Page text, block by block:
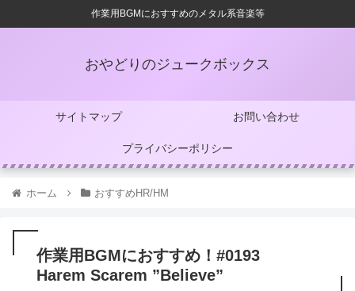
作業用BGMにおすすめのメタル系音楽等
おやどりのジュークボックス
サイトマップ お問い合わせ
プライバシーポリシー
ホーム おすすめHR/HM
作業用BGMにおすすめ！#0193
Harem Scarem ”Believe”